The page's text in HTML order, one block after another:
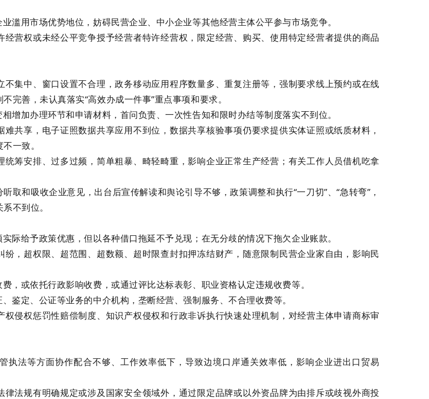
滥用市场优势地位，妨碍民营企业、中小企业等其他经营主体公平参与市场竞争。
营权或未经公平竞争授予经营者特许经营权，限定经营、购买、使用特定经营者提供的商品
集中、窗口设置不合理，政务移动应用程序数量多、重复注册等，强制要求线上预约或在线
完善，未认真落实“高效办成一件事”重点事项和要求。
增加办理环节和申请材料，首问负责、一次性告知和限时办结等制度落实不到位。
共享，电子证照数据共享应用不到位，数据共享核验事项仍要求提供实体证照或纸质材料，
一致。
筹安排、过多过频，简单粗暴、畸轻畸重，影响企业正常生产经营；有关工作人员借机吃拿
取和吸收企业意见，出台后宣传解读和舆论引导不够，政策调整和执行“一刀切”、“急转弯”，
不到位。
际给予政策优惠，但以各种借口拖延不予兑现；在无分歧的情况下拖欠企业账款。
，超权限、超范围、超数额、超时限查封扣押冻结财产，随意限制民营企业家自由，影响民
，或依托行政影响收费，或通过评比达标表彰、职业资格认定违规收费等。
鉴定、公证等业务的中介机构，垄断经营、强制服务、不合理收费等。
侵权惩罚性赔偿制度、知识产权侵权和行政非诉执行快速处理机制，对经营主体申请商标审
执法等方面协作配合不够、工作效率低下，导致边境口岸通关效率低，影响企业进出口贸易
法规有明确规定或涉及国家安全领域外，通过限定品牌或以外资品牌为由排斥或歧视外商投